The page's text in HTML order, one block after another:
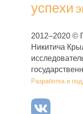
успехи
2012–2020 ©
Никитича
Разработка и